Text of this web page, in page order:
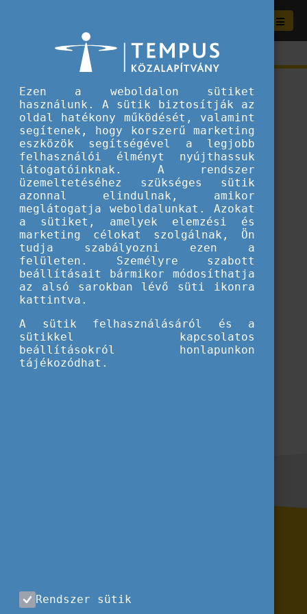
ERROR 404
A keresett tartalom sajnos nem található.
Ezen a weboldalon sütiket
használunk. A sütik biztosítják az
oldal hatékony működését, valamint
segítenek, hogy korszerű marketing
eszközök segítségével a legjobb
felhasználói élményt nyújthassuk
látogatóinknak. A rendszer
üzemeltetéséhez szükséges sütik
azonnal elindulnak, amikor
meglátogatja weboldalunkat. Azokat
a sütiket, amelyek elemzési és
marketing célokat szolgálnak, Ön
tudja szabályozni ezen a
felületen. Személyre szabott
beállításait bármikor módosíthatja
az alsó sarokban lévő süti ikonra
kattintva.
A sütik felhasználásáról és a
sütikkel kapcsolatos
beállításokról honlapunkon
tájékozódhat.
Rendszer sütik